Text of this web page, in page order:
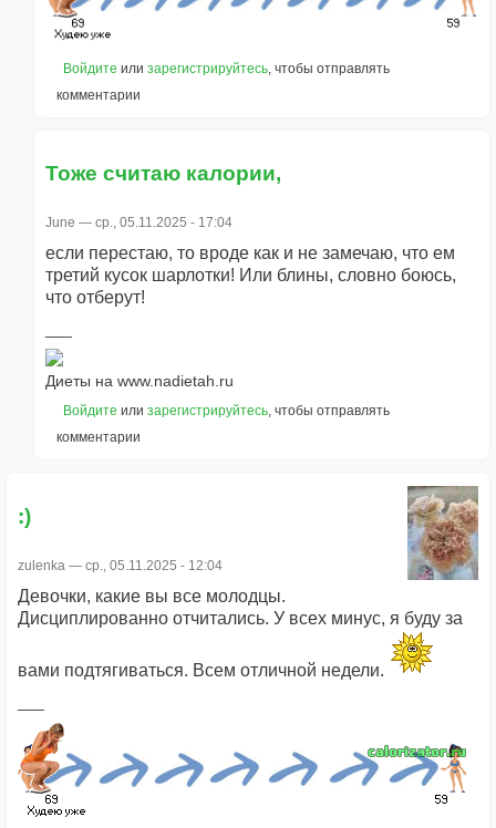
Войдите или зарегистрируйтесь, чтобы отправлять
комментарии
Тоже считаю калории,
June — ср., 05.11.2025 - 17:04
если перестаю, то вроде как и не замечаю, что ем
третий кусок шарлотки! Или блины, словно боюсь,
что отберут!
Диеты на www.nadietah.ru
Войдите или зарегистрируйтесь, чтобы отправлять
комментарии
:)
zulenka — ср., 05.11.2025 - 12:04
Девочки, какие вы все молодцы.
Дисциплированно отчитались. У всех минус, я буду за
вами подтягиваться. Всем отличной недели.